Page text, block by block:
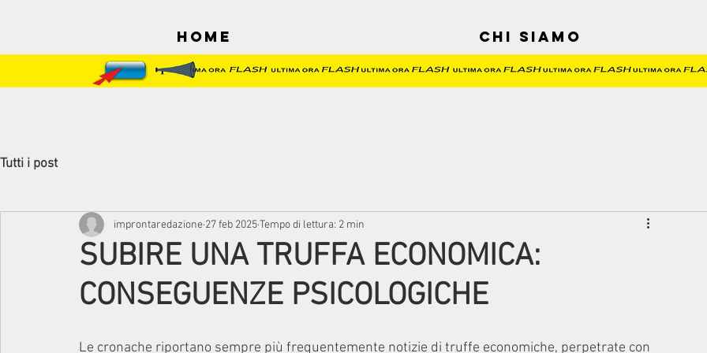
Home Chi siamo
Tutti i post
SUBIRE UNA TRUFFA ECONOMICA:
CONSEGUENZE PSICOLOGICHE
improntaredazione 27 feb 2025Tempo di lettura: 2 min
Le cronache riportano sempre più frequentemente notizie di truffe economiche, perpetrate con